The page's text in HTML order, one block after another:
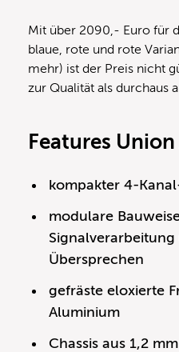
Mit über 2090,- Euro für
blaue, rote und rote
mehr) ist der Preis nicht
zur Qualität als durchaus
Features
kompakter 4-
modulare
Übersprechen
gefräste eloxierte
Aluminium
Chassis aus 1,2